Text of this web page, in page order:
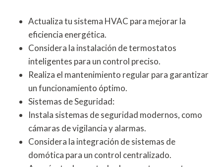
Actualiza tu sistema HVAC para mejorar la
eficiencia energética.
Considera la instalación de termostatos
inteligentes para un control preciso.
Realiza el mantenimiento regular para garantizar
un funcionamiento óptimo.
Sistemas de Seguridad:
Instala sistemas de seguridad modernos, como
cámaras de vigilancia y alarmas.
Considera la integración de sistemas de
domótica para un control centralizado.